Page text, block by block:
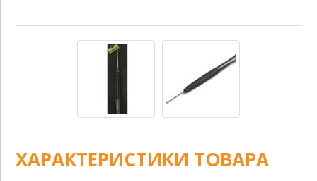
ХАРАКТЕРИСТИКИ ТОВАРА